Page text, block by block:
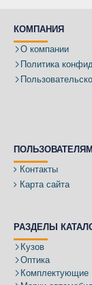
КОМПАНИЯ
О компании
Политика
ПОЛЬЗОВАТЕЛЯМ
Контакты
Карта сайта
РАЗДЕЛЫ
Кузов
Оптика
Комплектующие